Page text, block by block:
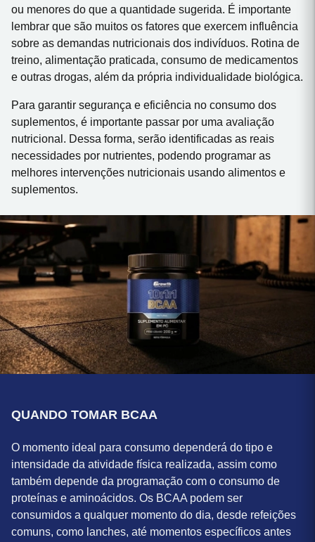
ou menores do que a quantidade sugerida. É importante
lembrar que são muitos os fatores que exercem influência
sobre as demandas nutricionais dos indivíduos. Rotina de
treino, alimentação praticada, consumo de medicamentos
e outras drogas, além da própria individualidade biológica.
Para garantir segurança e eficiência no consumo dos
suplementos, é importante passar por uma avaliação
nutricional. Dessa forma, serão identificadas as reais
necessidades por nutrientes, podendo programar as
melhores intervenções nutricionais usando alimentos e
suplementos.
QUANDO TOMAR BCAA
O momento ideal para consumo dependerá do tipo e
intensidade da atividade física realizada, assim como
também depende da programação com o consumo de
proteínas e aminoácidos. Os BCAA podem ser
consumidos a qualquer momento do dia, desde refeições
comuns, como lanches, até momentos específicos antes